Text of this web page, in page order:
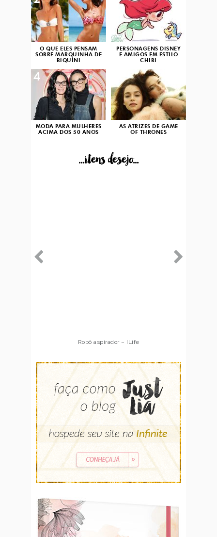
O QUE ELES PENSAM
SOBRE MARQUINHA DE
BIQUÍNI
PERSONAGENS DISNEY
E AMIGOS EM ESTILO
CHIBI
MODA PARA MULHERES
ACIMA DOS 50 ANOS
4
AS ATRIZES DE GAME
OF THRONES
...itens desejo...
Robô aspirador – ILife